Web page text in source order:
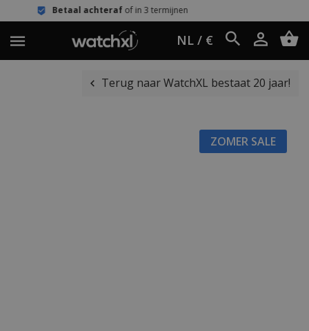
achterafof in 3 termijnen
NL / €
Terug naar WatchXL bestaat 20 jaar!
ZOMER SALE